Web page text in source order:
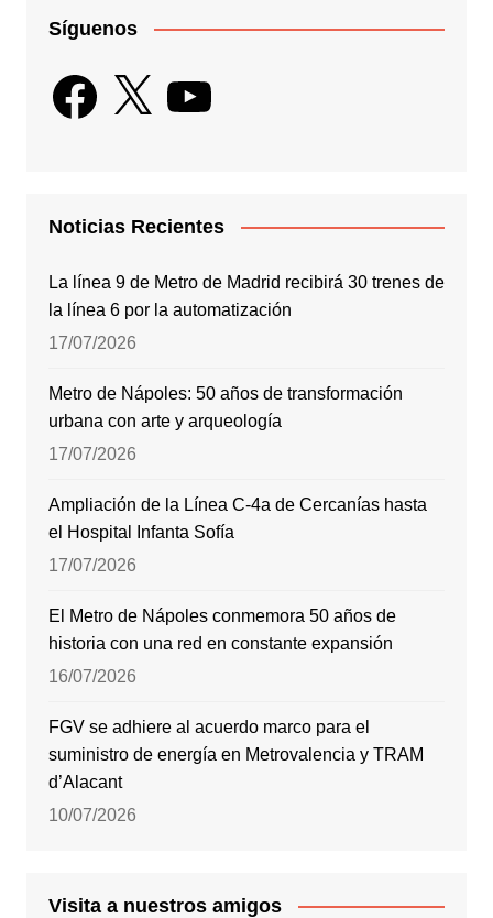
Síguenos
Facebook
X YouTube
Noticias Recientes
La línea 9 de Metro de Madrid recibirá 30 trenes de
la línea 6 por la automatización
17/07/2026
Metro de Nápoles: 50 años de transformación
urbana con arte y arqueología
17/07/2026
Ampliación de la Línea C-4a de Cercanías hasta
el Hospital Infanta Sofía
17/07/2026
El Metro de Nápoles conmemora 50 años de
historia con una red en constante expansión
16/07/2026
FGV se adhiere al acuerdo marco para el
suministro de energía en Metrovalencia y TRAM
d’Alacant
10/07/2026
Visita a nuestros amigos